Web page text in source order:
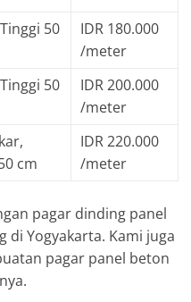
50
IDR 180.000
/meter
50
IDR 200.000
/meter
cm
IDR 220.000
/meter
pagar dinding panel
Yogyakarta. Kami juga
pagar panel beton